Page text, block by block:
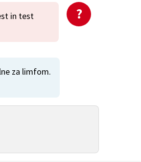
in test
za limfom.